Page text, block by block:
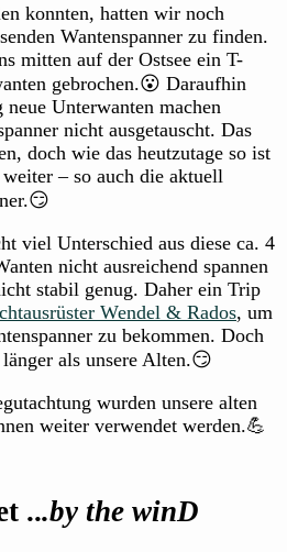
konnten, hatten wir noch
Wantenspanner zu finden.
mitten auf der Ostsee ein T-
gebrochen.😮 Daraufhin
Unterwanten machen
nicht ausgetauscht. Das
doch wie das heutzutage so ist
– so auch die aktuell
viel Unterschied aus diese ca. 4
nicht ausreichend spannen
stabil genug. Daher ein Trip
Wendel & Rados, um
zu bekommen. Doch
als unsere Alten.😏
wurden unsere alten
weiter verwendet werden.💪
...by the winD